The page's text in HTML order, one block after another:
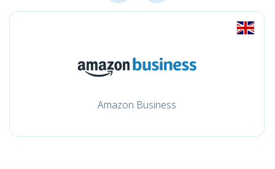
Amazon Business